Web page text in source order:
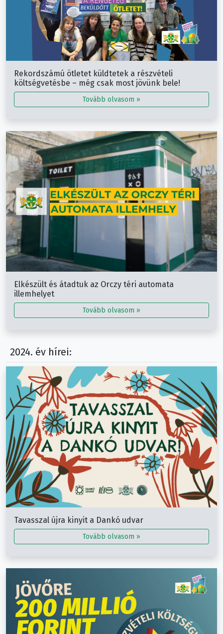
Rekordszámú ötletet küldtetek a részvételi
költségvetésbe – még csak most jövünk bele!
Tovább olvasom »
Elkészült és átadtuk az Orczy téri automata
illemhelyet
Tovább olvasom »
2024. év hírei:
Tavasszal újra kinyit a Dankó udvar
Tovább olvasom »